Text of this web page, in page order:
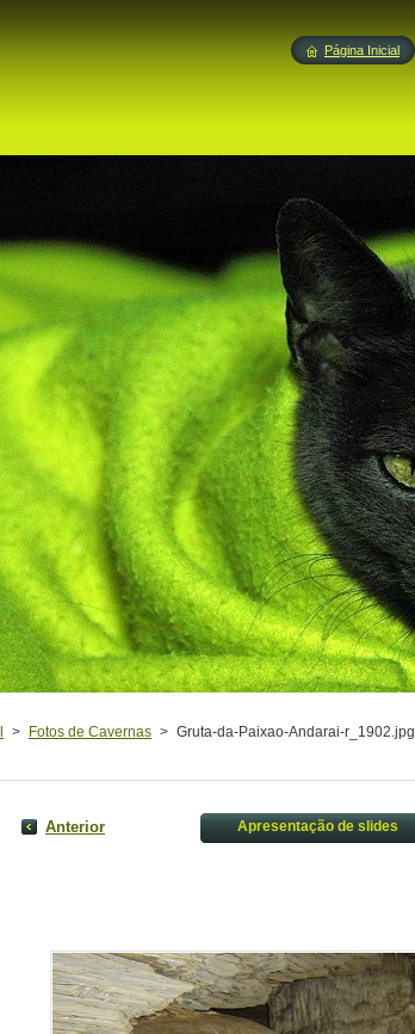
> Fotos de Cavernas > Gruta-da-Paixao-Andarai-r_1902.jpg
Anterior Apresentação de slides
Página Inicial